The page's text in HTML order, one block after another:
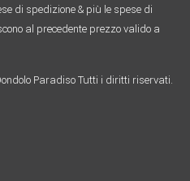
di spedizione & più le spese di
al precedente prezzo valido a
Paradiso Tutti i diritti riservati.